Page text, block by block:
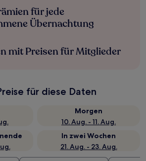
für jede
Übernachtung
mit Preisen für Mitglieder
für diese Daten
Morgen
10. Aug. - 11. Aug.
In zwei Wochen
21. Aug. - 23. Aug.